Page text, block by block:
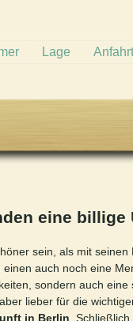
Lage Anfahrt
eine
sein, als mit
einen auch noch eine
sondern auch
lieber für die
in Berlin .